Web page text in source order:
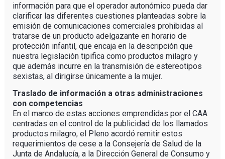
información para que el operador autonómico pueda dar
clarificar las diferentes cuestiones planteadas sobre la
emisión de comunicaciones comerciales prohibidas al
tratarse de un producto adelgazante en horario de
protección infantil, que encaja en la descripción que
nuestra legislación tipifica como productos milagro y
que además incurre en la transmisión de estereotipos
sexistas, al dirigirse únicamente a la mujer.
Traslado de información a otras administraciones
con competencias
En el marco de estas acciones emprendidas por el CAA
centradas en el control de la publicidad de los llamados
productos milagro, el Pleno acordó remitir estos
requerimientos de cese a la Consejería de Salud de la
Junta de Andalucía, a la Dirección General de Consumo y